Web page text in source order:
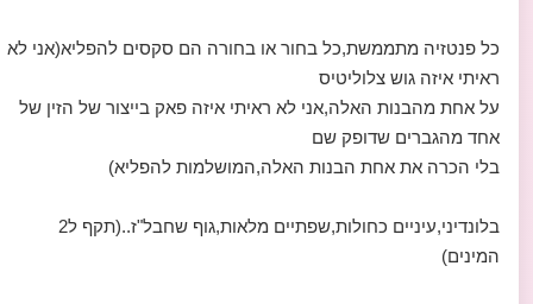
כל פנטזיה מתממשת,כל בחור או בחורה הם סקסים להפליא(אני לא
ראיתי איזה גוש צלוליטיס
על אחת מהבנות האלה,אני לא ראיתי איזה פאק בייצור של הזין של
אחד מהגברים שדופק שם
בלי הכרה את אחת הבנות האלה,המושלמות להפליא)
בלונדיני,עיניים כחולות,שפתיים מלאות,גוף שחבל"ז..(תקף ל2
המינים)